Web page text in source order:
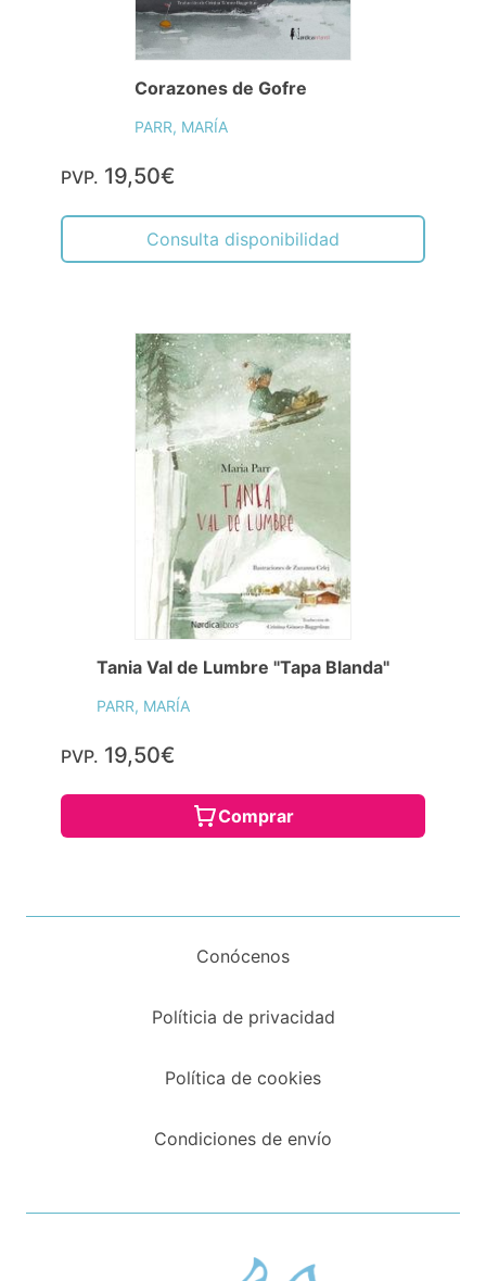
Corazones de Gofre
PARR, MARÍA
PVP. 19,50€
Consulta disponibilidad
Tania Val de Lumbre "Tapa Blanda"
PARR, MARÍA
PVP. 19,50€
Comprar
Conócenos
Políticia de privacidad
Política de cookies
Condiciones de envío